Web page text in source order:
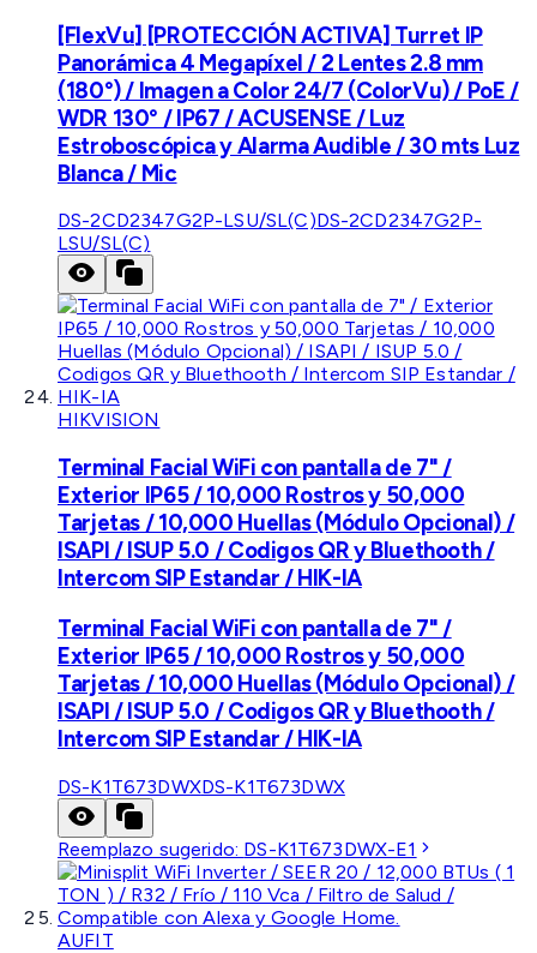
[FlexVu] [PROTECCIÓN ACTIVA] Turret IP
Panorámica 4 Megapíxel / 2 Lentes 2.8 mm
(180°) / Imagen a Color 24/7 (ColorVu) / PoE /
WDR 130° / IP67 / ACUSENSE / Luz
Estroboscópica y Alarma Audible / 30 mts Luz
Blanca / Mic
DS-2CD2347G2P-LSU/SL(C)DS-2CD2347G2P-
LSU/SL(C)
HIKVISION
Terminal Facial WiFi con pantalla de 7" /
Exterior IP65 / 10,000 Rostros y 50,000
Tarjetas / 10,000 Huellas (Módulo Opcional) /
ISAPI / ISUP 5.0 / Codigos QR y Bluethooth /
Intercom SIP Estandar / HIK-IA
Terminal Facial WiFi con pantalla de 7" /
Exterior IP65 / 10,000 Rostros y 50,000
Tarjetas / 10,000 Huellas (Módulo Opcional) /
ISAPI / ISUP 5.0 / Codigos QR y Bluethooth /
Intercom SIP Estandar / HIK-IA
DS-K1T673DWXDS-K1T673DWX
Reemplazo sugerido: DS-K1T673DWX-E1
AUFIT